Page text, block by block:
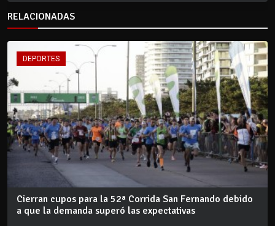
RELACIONADAS
DEPORTES
Cierran cupos para la 52ª Corrida San Fernando debido
a que la demanda superó las expectativas